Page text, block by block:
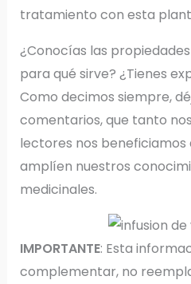
tratamiento con esta
¿Conocías las
para qué sirve? ¿Tienes
Como decimos siempre,
comentarios, que tanto
lectores nos beneficiamos
amplíen nuestros
medicinales.
IMPORTANTE: Esta
complementar, no